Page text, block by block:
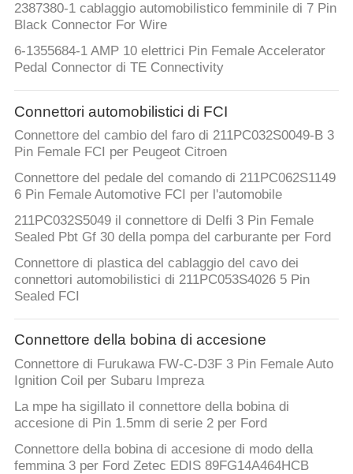
2387380-1 cablaggio automobilistico femminile di 7 Pin
Black Connector For Wire
6-1355684-1 AMP 10 elettrici Pin Female Accelerator
Pedal Connector di TE Connectivity
Connettori automobilistici di FCI
Connettore del cambio del faro di 211PC032S0049-B 3
Pin Female FCI per Peugeot Citroen
Connettore del pedale del comando di 211PC062S1149
6 Pin Female Automotive FCI per l'automobile
211PC032S5049 il connettore di Delfi 3 Pin Female
Sealed Pbt Gf 30 della pompa del carburante per Ford
Connettore di plastica del cablaggio del cavo dei
connettori automobilistici di 211PC053S4026 5 Pin
Sealed FCI
Connettore della bobina di accesione
Connettore di Furukawa FW-C-D3F 3 Pin Female Auto
Ignition Coil per Subaru Impreza
La mpe ha sigillato il connettore della bobina di
accesione di Pin 1.5mm di serie 2 per Ford
Connettore della bobina di accesione di modo della
femmina 3 per Ford Zetec EDIS 89FG14A464HCB